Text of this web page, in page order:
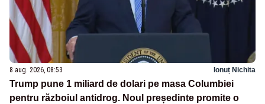
8 aug. 2026, 08:53 Ionuț Nichita
Trump pune 1 miliard de dolari pe masa Columbiei
pentru războiul antidrog. Noul președinte promite o